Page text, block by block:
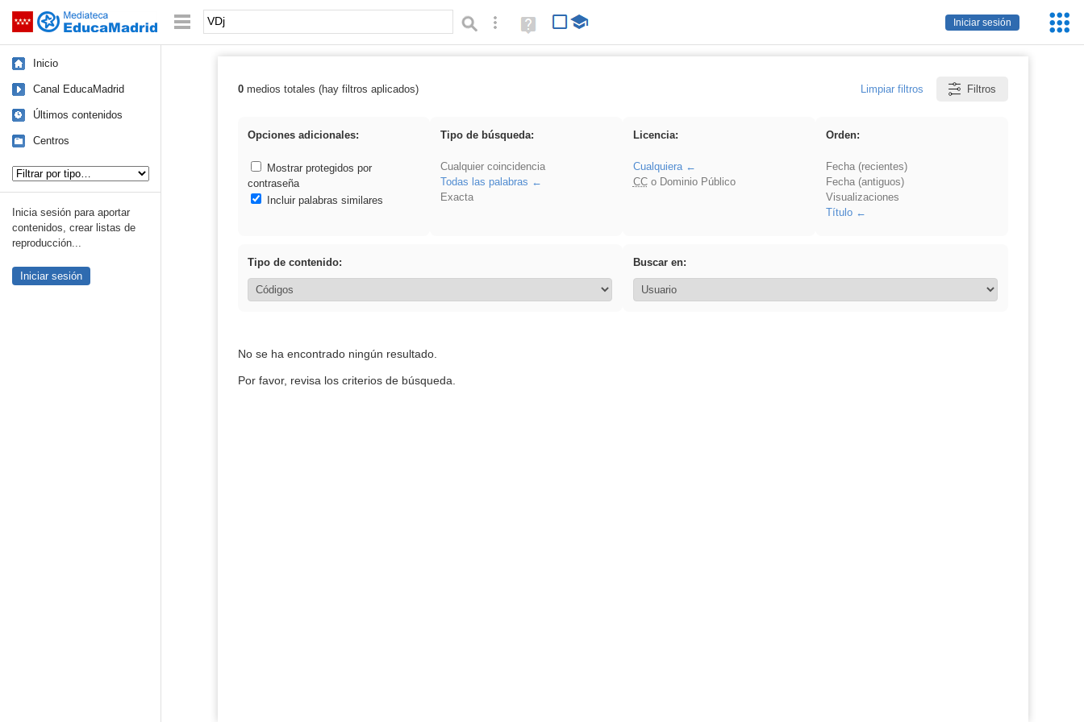
Saltar navegación
Iniciar sesión
Palabra o frase: Búsqueda avanzada
Ayuda
(en
Inicio
Canal EducaMadrid
Últimos contenidos
Centros
Inicia sesión para aportar
contenidos, crear listas de
reproducción...
Iniciar sesión
Resultados de: VDj
0medios totales (hay filtros aplicados) Limpiar filtros Filtros
Opciones adicionales:
Mostrar protegidos por
contraseña
Incluir palabras similares
Tipo de búsqueda:
Cualquier coincidencia
Todas las palabras
Exacta
Licencia:
Cualquiera
CCo Dominio Público
Orden:
Fecha (recientes)
Fecha (antiguos)
Visualizaciones
Título
Tipo de contenido: Buscar en:
No se ha encontrado ningún resultado.
Por favor, revisa los criterios de búsqueda.